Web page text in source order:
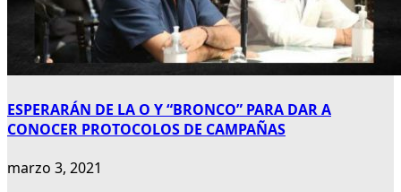
ESPERARÁN DE LA O Y “BRONCO” PARA DAR A
CONOCER PROTOCOLOS DE CAMPAÑAS
marzo 3, 2021